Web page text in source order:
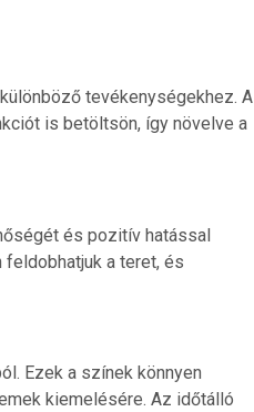
tevékenységekhez. A
is betöltsön, így növelve a
és pozitív hatással
a teret, és
Ezek a színek könnyen
kiemelésére. Az időtálló